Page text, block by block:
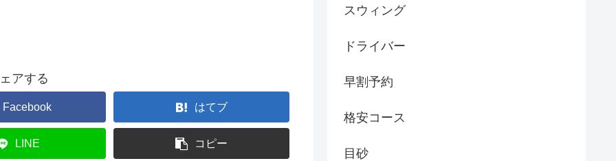
アする
Facebook はてブ
LINE コピー
スウィング
ドライバー
早割予約
格安コース
目砂